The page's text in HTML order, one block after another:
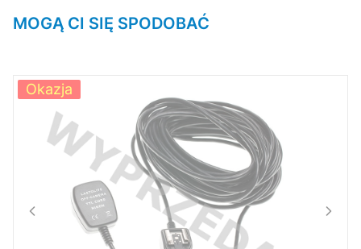
MOGĄ CI SIĘ SPODOBAĆ
Okazja